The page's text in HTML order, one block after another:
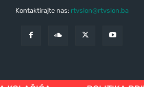
Kontaktirajte nas: rtvslon@rtvslon.ba